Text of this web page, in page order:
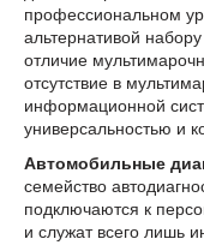
профессиональном
альтернативой
отличие
отсутствие в
информационной
универсальностью и
Автомобильные
семейство
подключаются к
и служат всего лишь